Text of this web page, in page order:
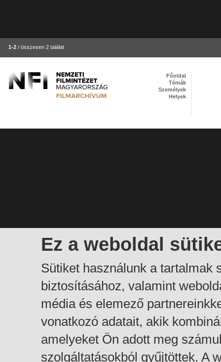
1-2 / összesen 2 találat
Ez a weboldal
Sütiket használunk a tartalmak
biztosításához, valamint
média és elemező
vonatkozó adatait, akik
amelyeket Ön adott meg
szolgáltatásokból gyűjtöttek. A
Főoldal
Témák
Személyek
Helyek